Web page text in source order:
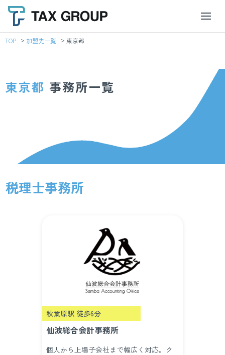
TOP 加盟先一覧 東京都
東京都 事務所一覧
税理士事務所
秋葉原駅 徒歩6分
仙波総合会計事務所
個人から上場子会社まで幅広く対応。ク